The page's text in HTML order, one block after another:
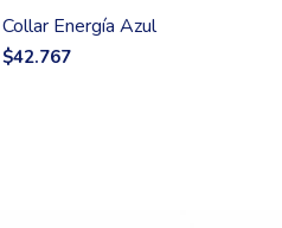
Collar Energía Azul
$42.767